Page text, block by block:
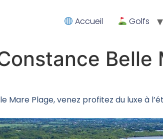
Accueil Golfs
Belle
Mare Plage, venez profitez du luxe à